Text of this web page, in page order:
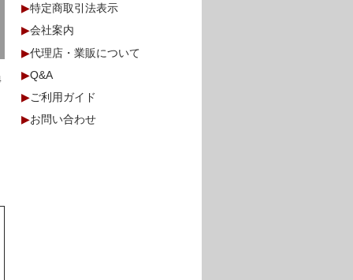
▶特定商取引法表示
▶会社案内
▶代理店・業販について
▶Q&A
▶ご利用ガイド
▶お問い合わせ